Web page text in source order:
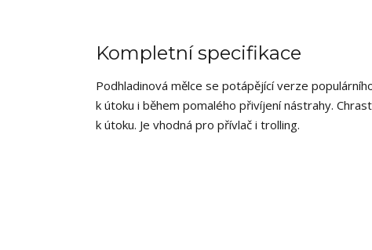
Kompletní specifikace
Podhladinová mělce se potápějící verze
k útoku i během pomalého přivíjení nástrahy.
k útoku. Je vhodná pro přívlač i trolling.